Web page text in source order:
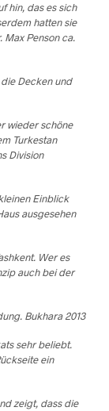
hin, das es sich
hatten sie
Max Penson ca.
Decken und
wieder schöne
Turkestan
Division
Einblick
ausgesehen
Wer es
auch bei der
Bukhara 2013
sehr beliebt.
ein
zeigt, dass die